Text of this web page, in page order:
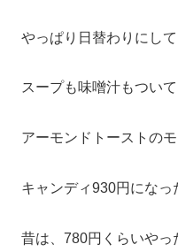
やっぱり日替わりにし
スープも味噌汁もつい
アーモンドトーストの
キャンディ930円になっ
昔は、780円くらいやっ